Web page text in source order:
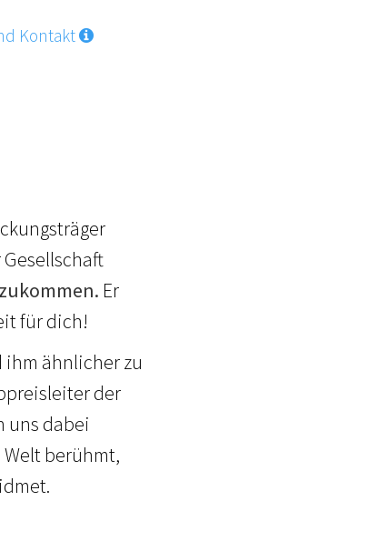
Kontakt
Er
für dich!
ihm ähnlicher zu
der
uns dabei
berühmt,